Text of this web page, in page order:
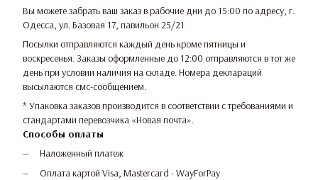
Вы можете забрать ваш заказ в рабочие дни до 15:00 по адресу, г.
Одесса, ул. Базовая 17, павильон 25/21
Посылки отправляются каждый день кроме пятницы и
воскресенья. Заказы оформленные до 12:00 отправляются в тот же
день при условии наличия на складе. Номера деклараций
высылаются смс-сообщением.
* Упаковка заказов производится в соответствии с требованиями и
стандартами перевозчика «Новая почта».
Способы оплаты
Наложенный платеж
Оплата картой Visa, Mastercard - WayForPay